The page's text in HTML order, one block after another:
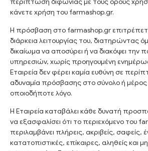
περίπτωση διφωνίας με τους όρους
κάνετε χρήση του farmashop.gr.
Η πρόσβαση στο farmashop.gr
διάρκεια λειτουργίας του, διατηρώντας
δικαίωμα να αποσύρει ή να διακόψει την
υπηρεσιών, χωρίς προηγουμένη
Εταιρεία δεν φέρει καμία ευθύνη σε
αδυναμία πρόσβασης στο σύνολο ή
οποιοδήποτε λόγο.
Η Εταιρεία καταβάλει κάθε δυνατή
να εξασφαλίσει ότι το περιεχόμενο του
περιλαμβάνει πλήρεις, ακριβείς, σαφείς,
κατατοπιστικές, επίκαιρες, αληθείς και